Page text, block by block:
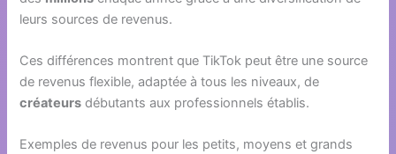
leurs sources de revenus.
Ces différences montrent que TikTok peut être une source
de revenus flexible, adaptée à tous les niveaux, de
créateurs débutants aux professionnels établis.
Exemples de revenus pour les petits, moyens et grands